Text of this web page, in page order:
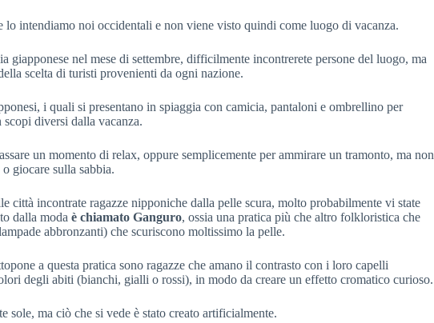
intendiamo noi occidentali e non viene visto quindi come luogo di vacanza.
giapponese nel mese di settembre, difficilmente incontrerete persone del luogo, ma
scelta di turisti provenienti da ogni nazione.
i quali si presentano in spiaggia con camicia, pantaloni e ombrellino per
diversi dalla vacanza.
un momento di relax, oppure semplicemente per ammirare un tramonto, ma non
giocare sulla sabbia.
città incontrate ragazze nipponiche dalla pelle scura, molto probabilmente vi state
dalla moda è chiamato Ganguro, ossia una pratica più che altro folkloristica che
abbronzanti) che scuriscono moltissimo la pelle.
a questa pratica sono ragazze che amano il contrasto con i loro capelli
degli abiti (bianchi, gialli o rossi), in modo da creare un effetto cromatico curioso.
sole, ma ciò che si vede è stato creato artificialmente.